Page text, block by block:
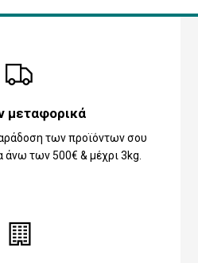
μεταφορικά
των προϊόντων σου
άνω των 500€ & μέχρι 3kg.